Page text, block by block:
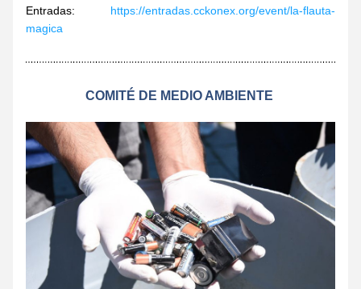
Entradas: https://entradas.cckonex.org/event/la-flauta-
magica
COMITÉ DE MEDIO AMBIENTE